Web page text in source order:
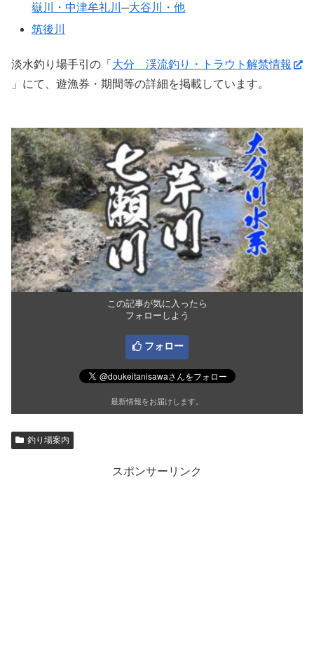
嶽川・中津牟礼川─大谷川・他
筑後川
淡水釣り場手引の「 大分 渓流釣り・トラウト解禁情報
」にて、遊漁券・期間等の詳細を掲載しています。
この記事が気に入ったら
フォローしよう
フォロー
最新情報をお届けします。
釣り場案内
スポンサーリンク